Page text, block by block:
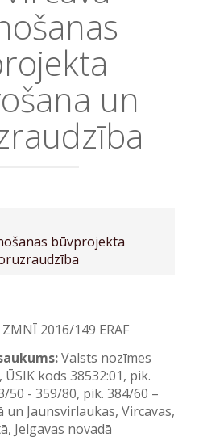
un
būvprojekta
ZMNĪ 2016/149 ERAF
Valsts nozīmes
kods 38532:01, pik.
50 - 359/80, pik. 384/60 –
un Jaunsvirlaukas, Vircavas,
Jelgavas novadā